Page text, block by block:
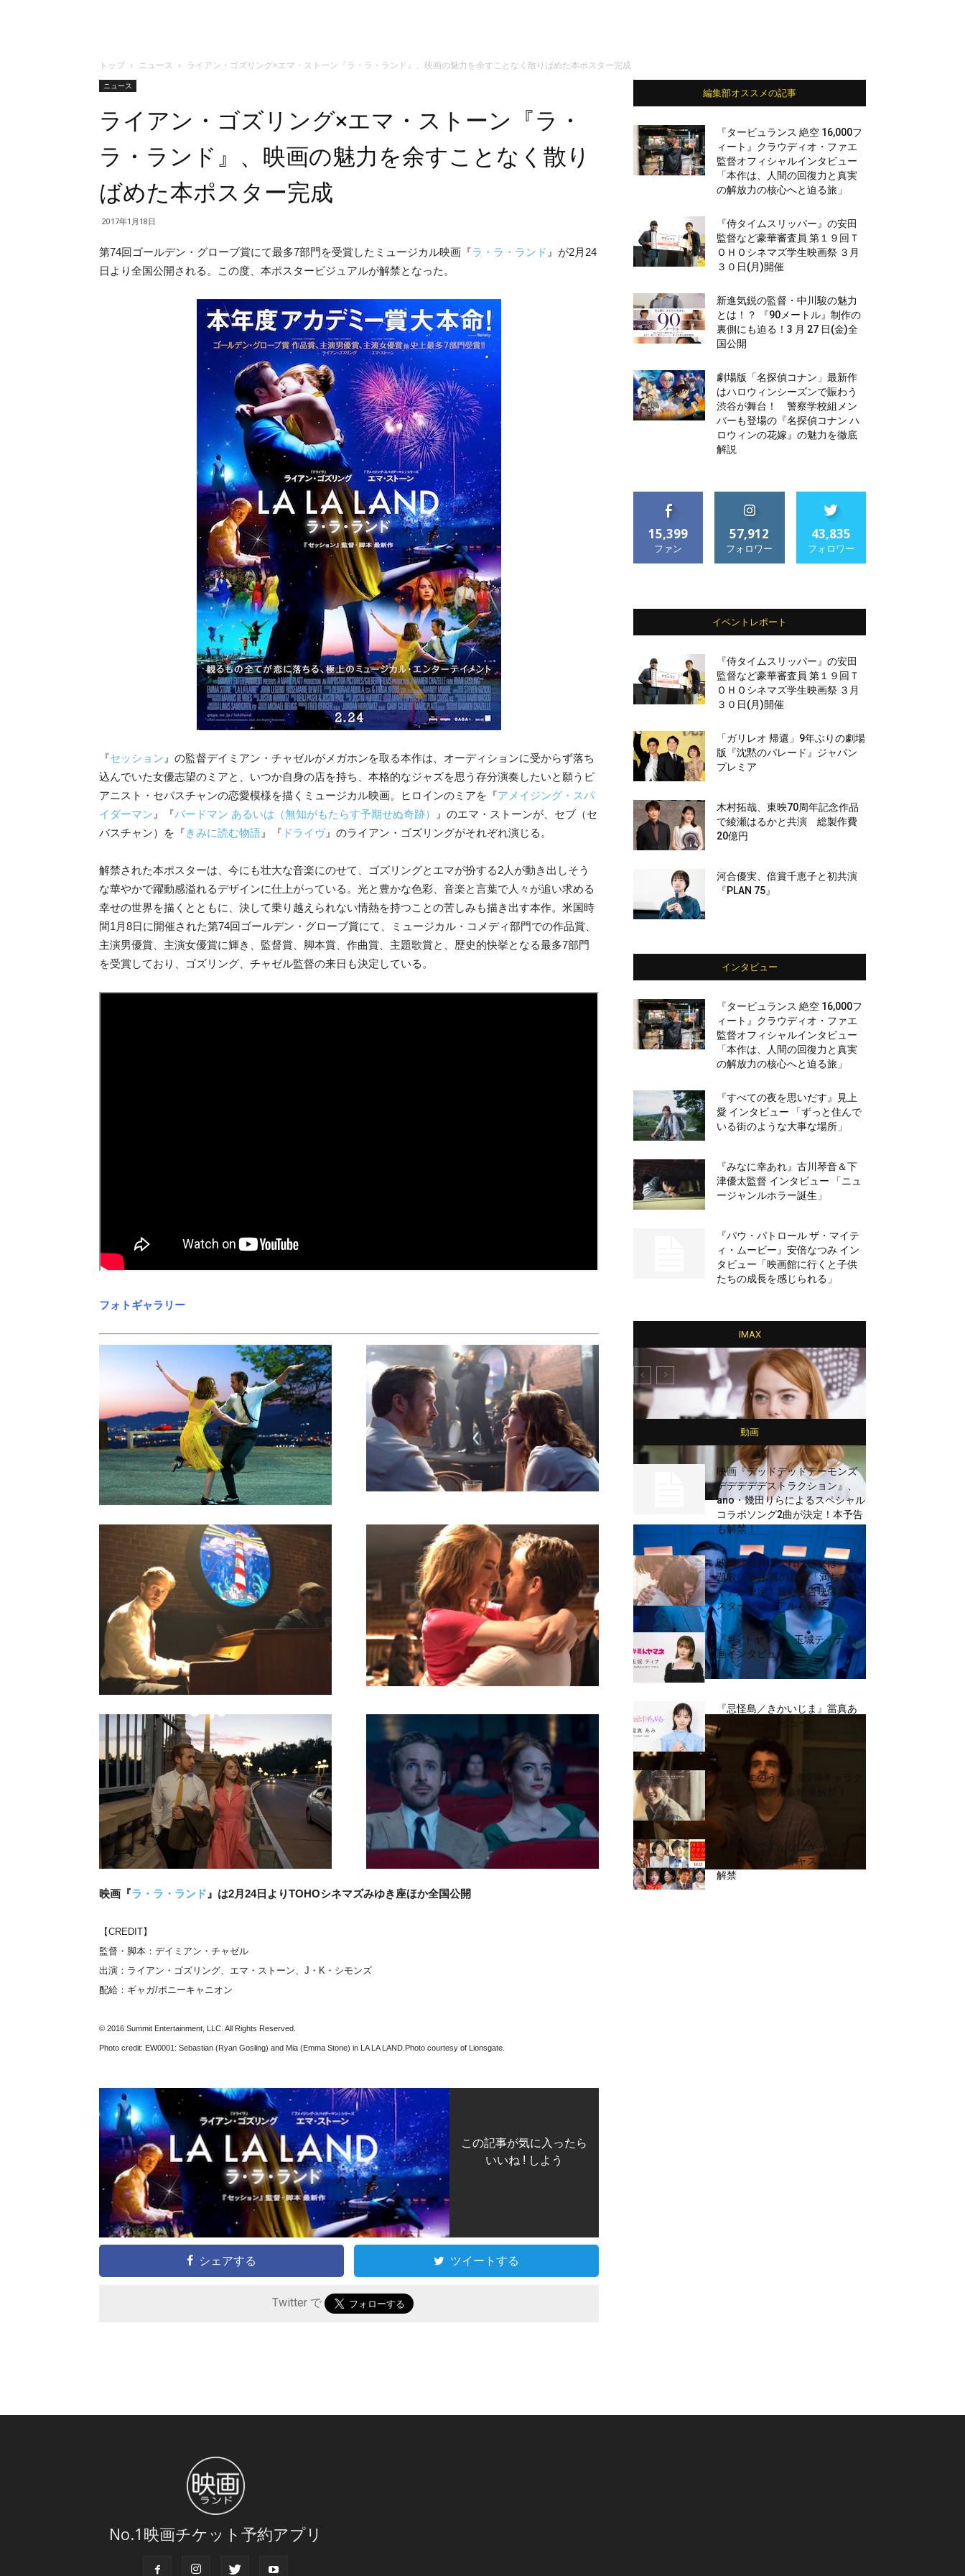
トップ ニュース ライアン・ゴズリング×エマ・ストーン『ラ・ラ・ランド』、映画の魅力を余すことなく散りばめた本ポスター完成
ニュース
ライアン・ゴズリング×エマ・ストーン『ラ・
ラ・ランド』、映画の魅力を余すことなく散り
ばめた本ポスター完成
2017年1月18日
第74回ゴールデン・グローブ賞にて最多7部門を受賞したミュージカル映画『ラ・ラ・ランド 』が2月24
日より全国公開される。この度、本ポスタービジュアルが解禁となった。
『セッション 』の監督デイミアン・チャゼルがメガホンを取る本作は、オーディションに受からず落ち
込んでいた女優志望のミアと、いつか自身の店を持ち、本格的なジャズを思う存分演奏したいと願うピ
アニスト・セバスチャンの恋愛模様を描くミュージカル映画。ヒロインのミアを『アメイジング・スパ
イダーマン 』『バードマン あるいは（無知がもたらす予期せぬ奇跡）
』のエマ・ストーンが、セブ（セ
バスチャン）を『きみに読む物語 』『 ドライヴ』のライアン・ゴズリングがそれぞれ演じる。
解禁された本ポスターは、今にも壮大な音楽にのせて、ゴズリングとエマが扮する2人が動き出しそう
な華やかで躍動感溢れるデザインに仕上がっている。光と豊かな色彩、音楽と言葉で人々が追い求める
幸せの世界を描くとともに、決して乗り越えられない情熱を持つことの苦しみも描き出す本作。米国時
間1月8日に開催された第74回ゴールデン・グローブ賞にて、ミュージカル・コメディ部門での作品賞、
主演男優賞、主演女優賞に輝き、監督賞、脚本賞、作曲賞、主題歌賞と、歴史的快挙となる最多7部門
を受賞しており、ゴズリング、チャゼル監督の来日も決定している。
フォトギャラリー
映画『ラ・ラ・ランド 』は2月24日よりTOHOシネマズみゆき座ほか全国公開
【CREDIT】
監督・脚本：デイミアン・チャゼル
出演：ライアン・ゴズリング、エマ・ストーン、J・K・シモンズ
配給：ギャガ/ポニーキャニオン
© 2016 Summit Entertainment, LLC. All Rights Reserved.
Photo credit: EW0001: Sebastian (Ryan Gosling) and Mia (Emma Stone) in LA LA LAND.Photo courtesy of Lionsgate.
この記事が気に入ったら
いいね ! しよう
シェアする ツイートする
Twitter で
編集部オススメの記事
『タービュランス 絶空 16,000フ
ィート』クラウディオ・ファエ
監督オフィシャルインタビュー
「本作は、人間の回復力と真実
の解放力の核心へと迫る旅」
『侍タイムスリッパー』の安田
監督など豪華審査員 第１９回Ｔ
ＯＨＯシネマズ学生映画祭 ３月
３０日(月)開催
新進気鋭の監督・中川駿の魅力
とは！？ 『90メートル』制作の
裏側にも迫る！3 月 27 日(金)全
国公開
劇場版「名探偵コナン」最新作
はハロウィンシーズンで賑わう
渋谷が舞台！ 警察学校組メン
バーも登場の『名探偵コナン ハ
ロウィンの花嫁』の魅力を徹底
解説
15,399
ファン
57,912
フォロワー
43,835
フォロワー
イベントレポート
『侍タイムスリッパー』の安田
監督など豪華審査員 第１９回Ｔ
ＯＨＯシネマズ学生映画祭 ３月
３０日(月)開催
「ガリレオ 帰還」9年ぶりの劇場
版『沈黙のパレード』ジャパン
プレミア
木村拓哉、東映70周年記念作品
で綾瀬はるかと共演 総製作費
20億円
河合優実、倍賞千恵子と初共演
『PLAN 75』
インタビュー
『タービュランス 絶空 16,000フ
ィート』クラウディオ・ファエ
監督オフィシャルインタビュー
「本作は、人間の回復力と真実
の解放力の核心へと迫る旅」
『すべての夜を思いだす』見上
愛 インタビュー 「ずっと住んで
いる街のような大事な場所」
『みなに幸あれ』古川琴音＆下
津優太監督 インタビュー 「ニュ
ージャンルホラー誕生」
『パウ・パトロール ザ・マイテ
ィ・ムービー』安倍なつみ イン
タビュー「映画館に行くと子供
たちの成長を感じられる」
IMAX
動画
映画『デッドデッドデーモンズ
デデデデデストラクション』、
ano・幾田りらによるスペシャル
コラボソング2曲が決定！本予告
も解禁！
映画『四月になれば彼女は』主
題歌に藤井 風の新曲「満ちてゆ
く」が決定！最新予告映像とポ
スタービジュアルも解禁！
『#ミトヤマネ』玉城ティナ 動
画インタビュー
『忌怪島／きかいじま』當真あ
み 動画インタビュー
『キリエのうた』第2弾キャラク
タービジュアル＆映像解禁！
『ゆとりですがなにか インター
ナショナル』新キャスト＆特報
解禁
No.1映画チケット予約アプリ